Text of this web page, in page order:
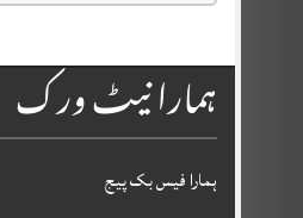
ہمارا نیٹ ورک
ہمارا فیس بک پیج